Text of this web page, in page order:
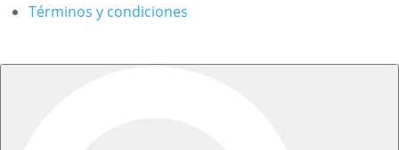
Términos y condiciones